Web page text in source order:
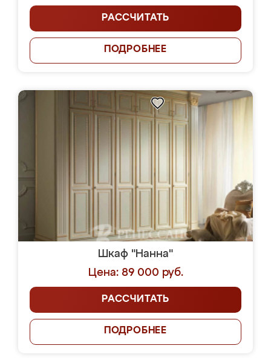
РАССЧИТАТЬ
ПОДРОБНЕЕ
Шкаф "Нанна"
Цена: 89 000 руб.
РАССЧИТАТЬ
ПОДРОБНЕЕ